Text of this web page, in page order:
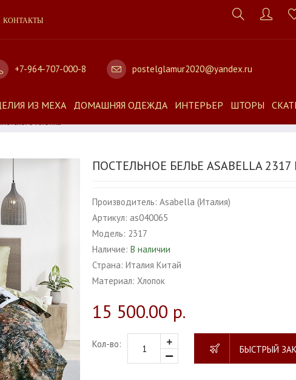
КОНТАКТЫ
+7-964-707-000-8 postelglamur2020@yandex.ru
ИЗ МЕХА ДОМАШНЯЯ ОДЕЖДА ИНТЕРЬЕР ШТОРЫ
Хлопка
ПОСТЕЛЬНОЕ БЕЛЬЕ ASABELLA
Производитель: Asabella (Италия)
Артикул: as040065
Модель: 2317
Наличие: В наличии
Страна: Италия Китай
Материал: Хлопок
15 500.00 р.
Кол-во: БЫСТРЫЙ